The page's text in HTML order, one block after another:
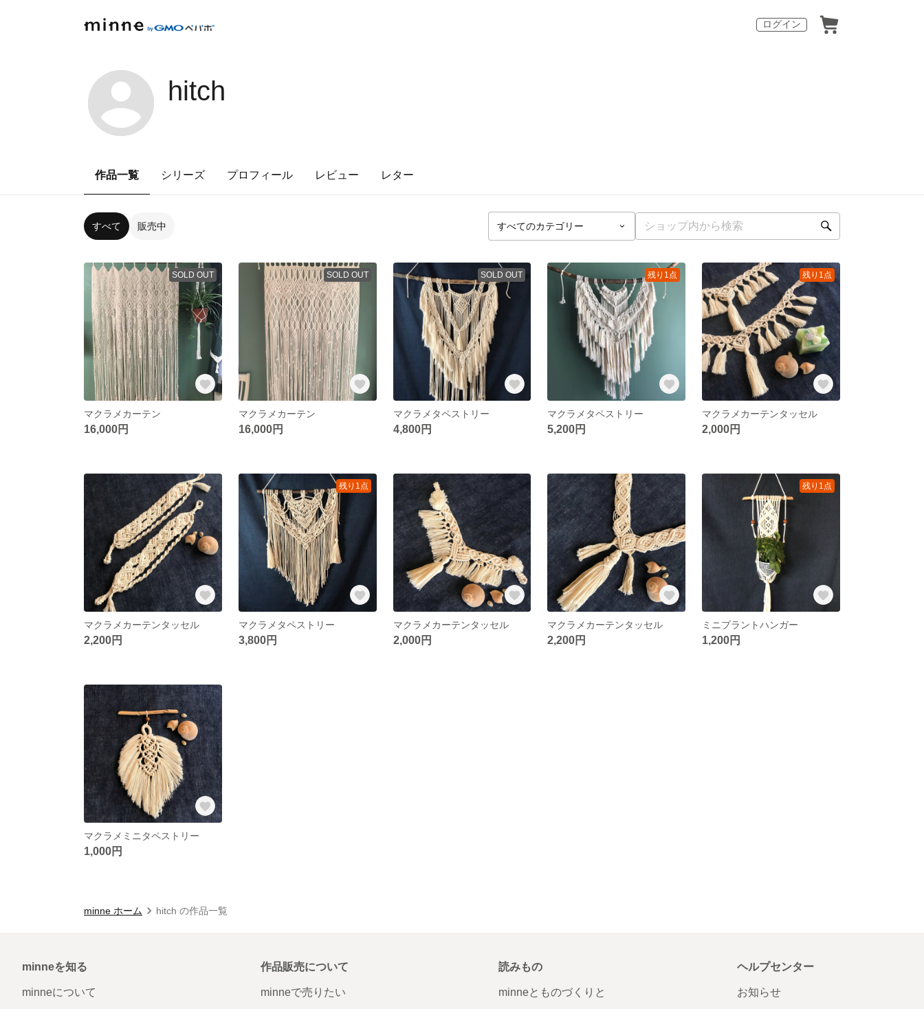
ログイン
hitch
作品一覧 シリーズ プロフィール レビュー レター
すべて 販売中
SOLD OUT
マクラメカーテン
16,000円
SOLD OUT
マクラメカーテン
16,000円
SOLD OUT
マクラメタペストリー
4,800円
残り1点
マクラメタペストリー
5,200円
残り1点
マクラメカーテンタッセル
2,000円
マクラメカーテンタッセル
2,200円
残り1点
マクラメタペストリー
3,800円
マクラメカーテンタッセル
2,000円
マクラメカーテンタッセル
2,200円
残り1点
ミニプラントハンガー
1,200円
マクラメミニタペストリー
1,000円
minne ホーム hitch の作品一覧
minneを知る
minneについて
作品販売について
minneで売りたい
読みもの
minneとものづくりと
ヘルプセンター
お知らせ